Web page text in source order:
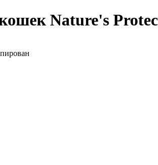
Nature's